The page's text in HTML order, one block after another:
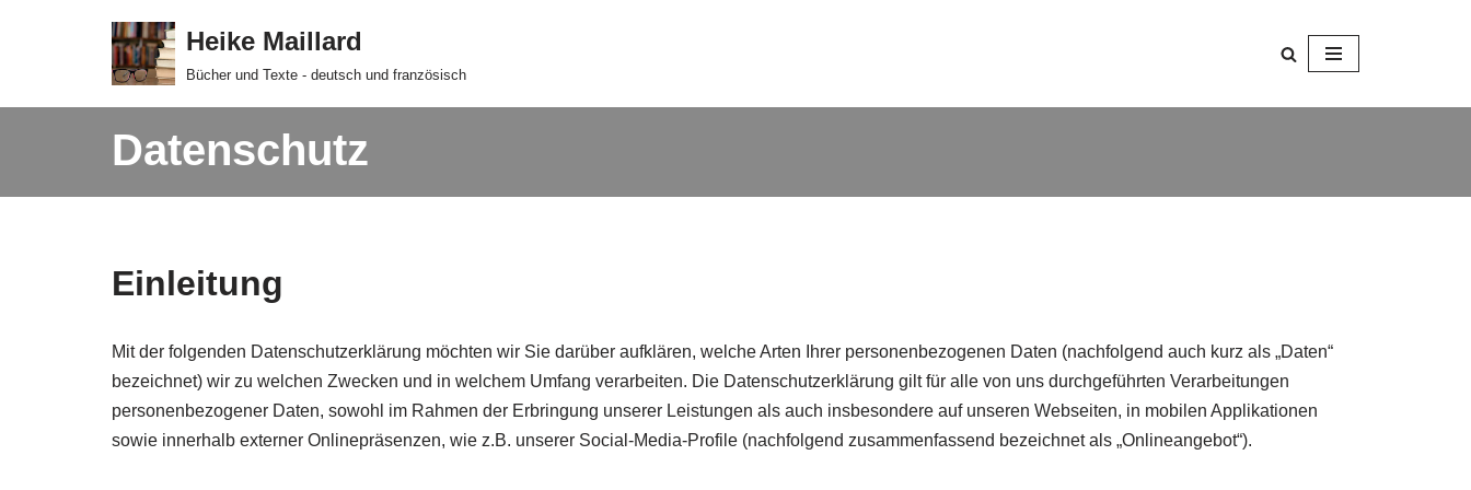
Heike Maillard
Bücher und Texte - deutsch und französisch
Datenschutz
Einleitung
Mit der folgenden Datenschutzerklärung möchten wir Sie darüber aufklären, welche Arten Ihrer personenbezogenen Daten (nachfolgend auch kurz als „Daten“
bezeichnet) wir zu welchen Zwecken und in welchem Umfang verarbeiten. Die Datenschutzerklärung gilt für alle von uns durchgeführten Verarbeitungen
personenbezogener Daten, sowohl im Rahmen der Erbringung unserer Leistungen als auch insbesondere auf unseren Webseiten, in mobilen Applikationen
sowie innerhalb externer Onlinepräsenzen, wie z.B. unserer Social-Media-Profile (nachfolgend zusammenfassend bezeichnet als „Onlineangebot“).